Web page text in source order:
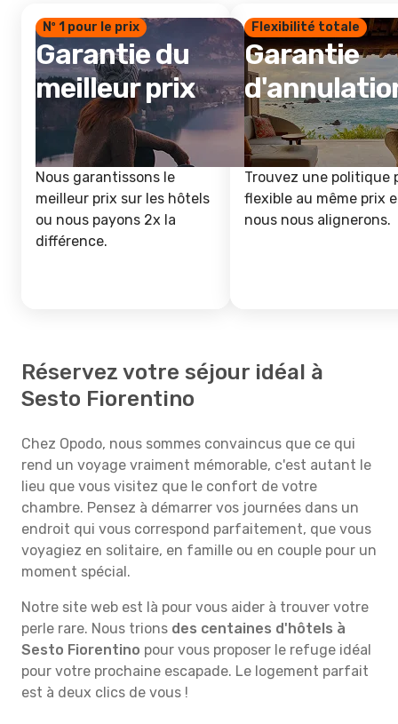
Nº 1 pour le prix
Garantie du
meilleur prix
Nous garantissons le
meilleur prix sur les hôtels
ou nous payons 2x la
différence.
Flexibilité totale
Garantie
Trouvez une politique
flexible au même prix
nous nous alignerons.
Réservez votre séjour idéal à
Sesto Fiorentino
Chez Opodo, nous sommes convaincus que ce qui
rend un voyage vraiment mémorable, c'est autant le
lieu que vous visitez que le confort de votre
chambre. Pensez à démarrer vos journées dans un
endroit qui vous correspond parfaitement, que vous
voyagiez en solitaire, en famille ou en couple pour un
moment spécial.
Notre site web est là pour vous aider à trouver votre
perle rare. Nous trions des centaines d'hôtels à
Sesto Fiorentino pour vous proposer le refuge idéal
pour votre prochaine escapade. Le logement parfait
est à deux clics de vous !